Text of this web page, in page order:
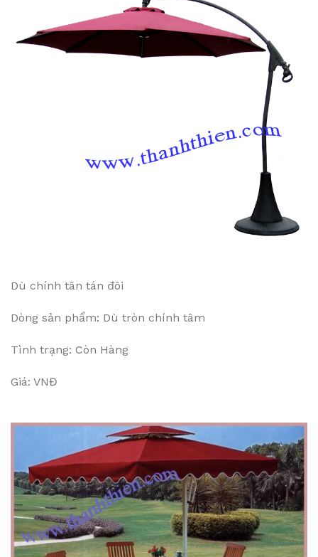
Dù chính tân tán đôi
Dòng sản phẩm: Dù tròn chính tâm
Tình trạng: Còn Hàng
Giá: VNĐ